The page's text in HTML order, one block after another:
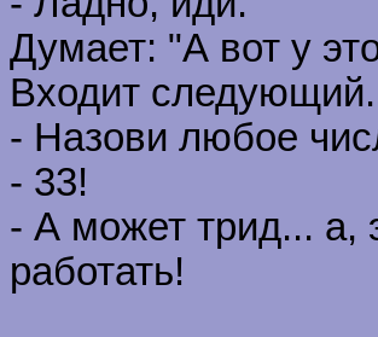
Думает: "А вот у
Входит следующий.
- Назови любое
- 33!
- А может трид... а,
работать!